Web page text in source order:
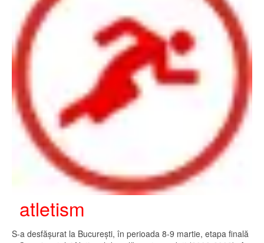
atletism
S-a desfășurat la București, în perioada 8-9 martie, etapa finală